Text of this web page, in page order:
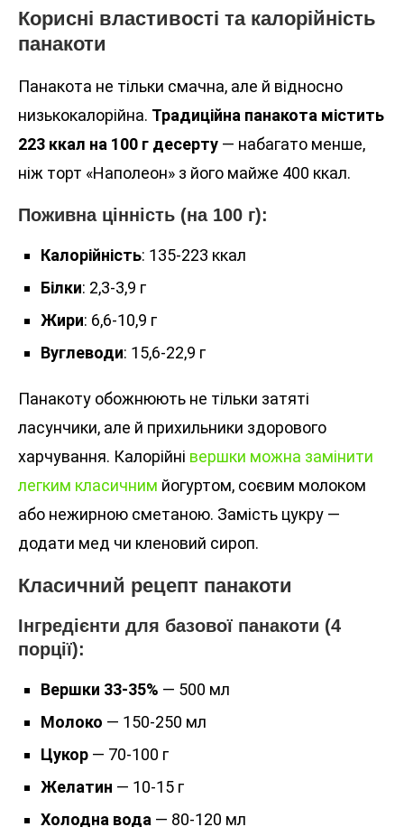
Корисні властивості та калорійність
панакоти
Панакота не тільки смачна, але й відносно
низькокалорійна. Традиційна панакота містить
223 ккал на 100 г десерту — набагато менше,
ніж торт «Наполеон» з його майже 400 ккал.
Поживна цінність (на 100 г):
Калорійність: 135-223 ккал
Білки: 2,3-3,9 г
Жири: 6,6-10,9 г
Вуглеводи: 15,6-22,9 г
Панакоту обожнюють не тільки затяті
ласунчики, але й прихильники здорового
харчування. Калорійні вершки можна замінити
легким класичним йогуртом, соєвим молоком
або нежирною сметаною. Замість цукру —
додати мед чи кленовий сироп.
Класичний рецепт панакоти
Інгредієнти для базової панакоти (4
порції):
Вершки 33-35% — 500 мл
Молоко — 150-250 мл
Цукор — 70-100 г
Желатин — 10-15 г
Холодна вода — 80-120 мл